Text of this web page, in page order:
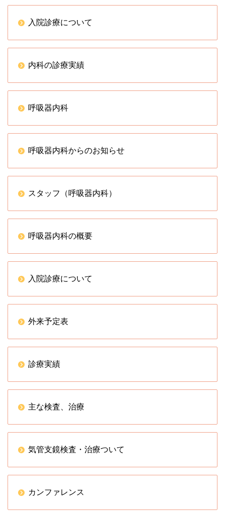
入院診療について
内科の診療実績
呼吸器内科
呼吸器内科からのお知らせ
スタッフ（呼吸器内科）
呼吸器内科の概要
入院診療について
外来予定表
診療実績
主な検査、治療
気管支鏡検査・治療ついて
カンファレンス